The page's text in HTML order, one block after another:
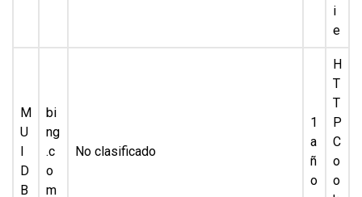
i
e
M
U
I
D
B
bi
ng
.c
o
m
No clasificado
1
a
ñ
o
H
T
T
P
C
o
o